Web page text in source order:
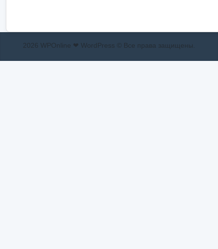
2026 WPOnline ❤ WordPress © Все права защищены.